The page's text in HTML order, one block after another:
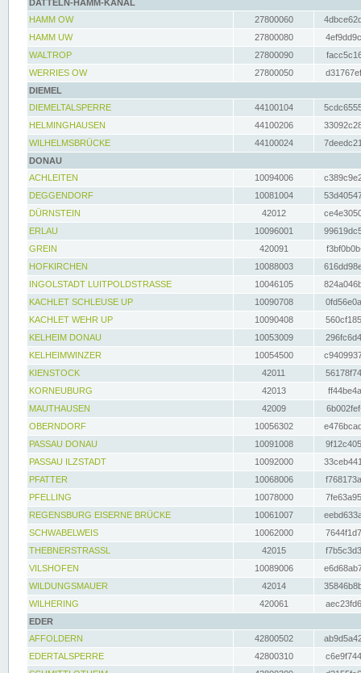
DATTELN-HAMM-KANAL
HAMM OW
27800060
HAMM UW
27800080
WALTROP
27800090
WERRIES OW
27800050
DIEMEL
DIEMELTALSPERRE
44100104
HELMINGHAUSEN
44100206
WILHELMSBRÜCKE
44100024
DONAU
ACHLEITEN
10094006
DEGGENDORF
10081004
DÜRNSTEIN
42012
ERLAU
10096001
GREIN
420091
HOFKIRCHEN
10088003
INGOLSTADT LUITPOLDSTRASSE
10046105
KACHLET SCHLEUSE UP
10090708
KACHLET WEHR UP
10090408
KELHEIM DONAU
10053009
KELHEIMWINZER
10054500
KIENSTOCK
42011
KORNEUBURG
42013
MAUTHAUSEN
42009
OBERNDORF
10056302
PASSAU DONAU
10091008
PASSAU ILZSTADT
10092000
PFATTER
10068006
PFELLING
10078000
REGENSBURG EISERNE BRÜCKE
10061007
SCHWABELWEIS
10062000
THEBNERSTRASSL
42015
VILSHOFEN
10089006
WILDUNGSMAUER
42014
WILHERING
420061
EDER
AFFOLDERN
42800502
EDERTALSPERRE
42800310